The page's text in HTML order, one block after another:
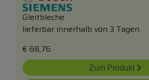
Gleitbleche
lieferbar innerhalb von 3 Tagen
€ 68,76
Zum Produkt